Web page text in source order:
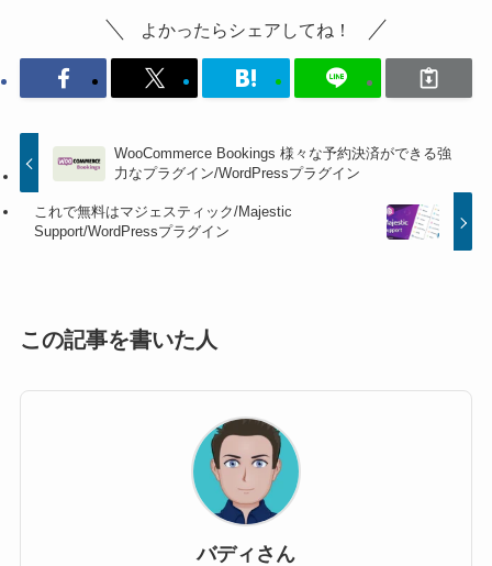
よかったらシェアしてね！
WooCommerce Bookings 様々な予約決済ができる強
力なプラグイン/WordPressプラグイン
これで無料はマジェスティック/Majestic
Support/WordPressプラグイン
この記事を書いた人
バディさん